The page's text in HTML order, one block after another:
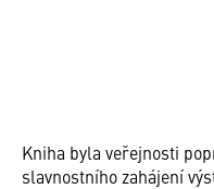
Kniha byla veřejnosti
slavnostního zahájení